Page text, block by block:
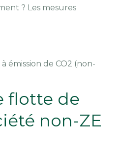
? Les mesures
émission de CO2 (non-
flotte de
non-ZE